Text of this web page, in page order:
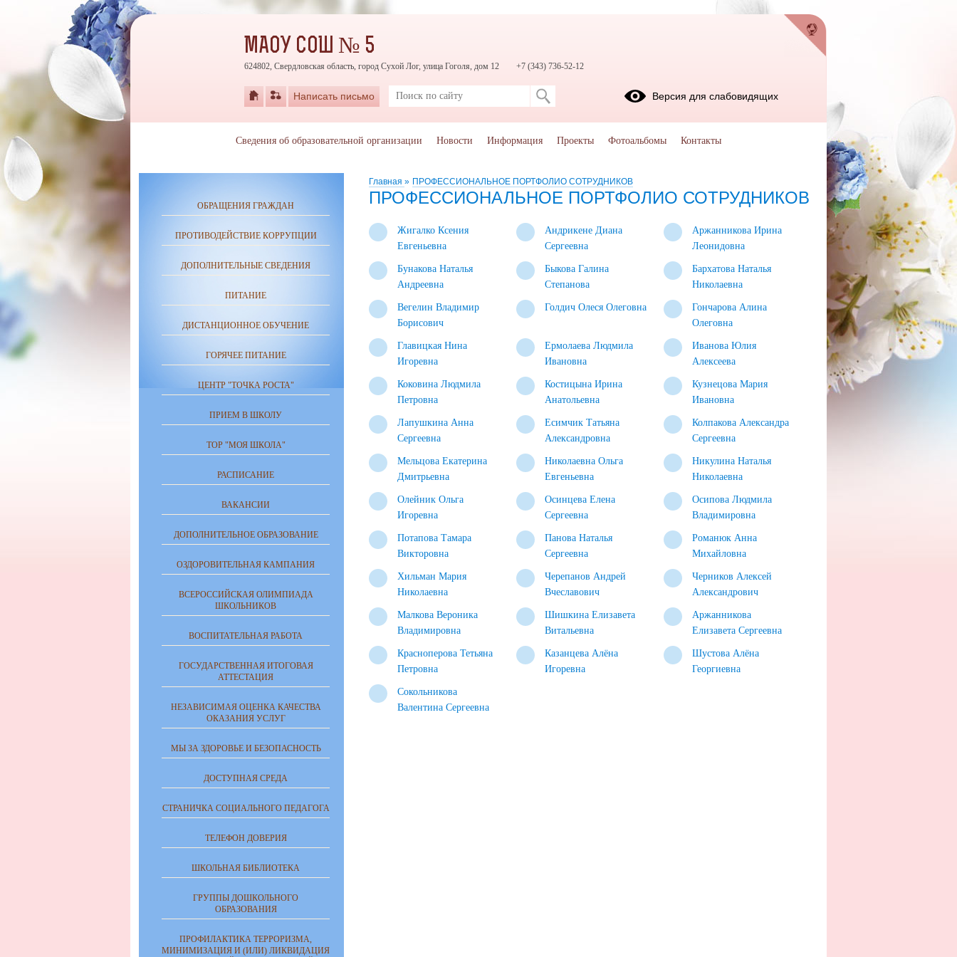
Главная » ПРОФЕССИОНАЛЬНОЕ ПОРТФОЛИО СОТРУДНИКОВ
ПРОФЕССИОНАЛЬНОЕ ПОРТФОЛИО СОТРУДНИКОВ
Жигалко Ксения
Евгеньевна
Андрикене Диана
Сергеевна
Аржанникова Ирина
Леонидовна
Бунакова Наталья
Андреевна
Быкова Галина
Степанова
Бархатова Наталья
Николаевна
Вегелин Владимир
Борисович
Голдич Олеся Олеговна
Гончарова Алина
Олеговна
Главицкая Нина
Игоревна
Ермолаева Людмила
Ивановна
Иванова Юлия
Алексеева
Коковина Людмила
Петровна
Костицына Ирина
Анатольевна
Кузнецова Мария
Ивановна
Лапушкина Анна
Сергеевна
Есимчик Татьяна
Александровна
Колпакова Александра
Сергеевна
Мельцова Екатерина
Дмитрьевна
Николаевна Ольга
Евгеньевна
Никулина Наталья
Николаевна
Олейник Ольга
Игоревна
Осинцева Елена
Сергеевна
Осипова Людмила
Владимировна
Потапова Тамара
Викторовна
Панова Наталья
Сергеевна
Романюк Анна
Михайловна
Хильман Мария
Николаевна
Черепанов Андрей
Вчеславович
Черников Алексей
Александрович
Малкова Вероника
Владимировна
Шишкина Елизавета
Витальевна
Аржанникова
Елизавета Сергеевна
Красноперова Тетьяна
Петровна
Казанцева Алёна
Игоревна
Шустова Алёна
Георгиевна
Сокольникова
Валентина Сергеевна
ОБРАЩЕНИЯ ГРАЖДАН
ПРОТИВОДЕЙСТВИЕ КОРРУПЦИИ
ДОПОЛНИТЕЛЬНЫЕ СВЕДЕНИЯ
ПИТАНИЕ
ДИСТАНЦИОННОЕ ОБУЧЕНИЕ
ГОРЯЧЕЕ ПИТАНИЕ
ЦЕНТР "ТОЧКА РОСТА"
ПРИЕМ В ШКОЛУ
ТОР "МОЯ ШКОЛА"
РАСПИСАНИЕ
ВАКАНСИИ
ДОПОЛНИТЕЛЬНОЕ ОБРАЗОВАНИЕ
ОЗДОРОВИТЕЛЬНАЯ КАМПАНИЯ
ВСЕРОССИЙСКАЯ ОЛИМПИАДА
ШКОЛЬНИКОВ
ВОСПИТАТЕЛЬНАЯ РАБОТА
ГОСУДАРСТВЕННАЯ ИТОГОВАЯ
АТТЕСТАЦИЯ
НЕЗАВИСИМАЯ ОЦЕНКА КАЧЕСТВА
ОКАЗАНИЯ УСЛУГ
МЫ ЗА ЗДОРОВЬЕ И БЕЗОПАСНОСТЬ
ДОСТУПНАЯ СРЕДА
СТРАНИЧКА СОЦИАЛЬНОГО ПЕДАГОГА
ТЕЛЕФОН ДОВЕРИЯ
ШКОЛЬНАЯ БИБЛИОТЕКА
ГРУППЫ ДОШКОЛЬНОГО
ОБРАЗОВАНИЯ
ПРОФИЛАКТИКА ТЕРРОРИЗМА,
МИНИМИЗАЦИЯ И (ИЛИ) ЛИКВИДАЦИЯ
МАОУ СОШ № 5
624802, Свердловская область, город Сухой Лог, улица Гоголя, дом 12 +7 (343) 736-52-12
Написать письмо Версия для слабовидящих
Сведения об образовательной организации Новости Информация Проекты Фотоальбомы Контакты